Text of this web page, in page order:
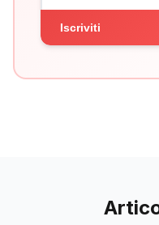
Iscriviti